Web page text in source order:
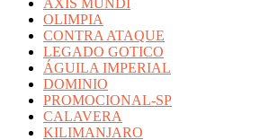
AXIS MUNDI
OLIMPIA
CONTRA ATAQUE
LEGADO GOTICO
ÁGUILA IMPERIAL
DOMINIO
PROMOCIONAL-SP
CALAVERA
KILIMANJARO